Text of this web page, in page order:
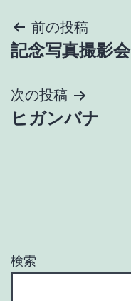
投
稿
ナ
ビ
ョ
前の投稿
記念写真撮影会
次の投稿
ヒガンバナ
検索